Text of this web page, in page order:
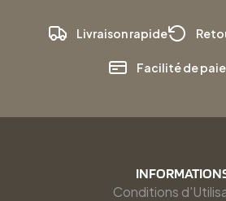
Livraison rapide
Facilité de
Conditions